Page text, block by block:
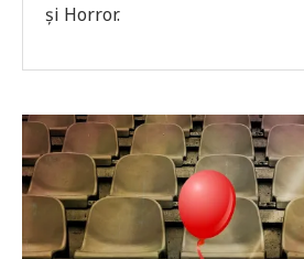
și Horror.